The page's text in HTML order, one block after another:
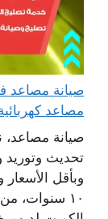
مصاعد
صيانة مصاعد،
تحديث وتوريد
وبأقل
١٠ سنوات،